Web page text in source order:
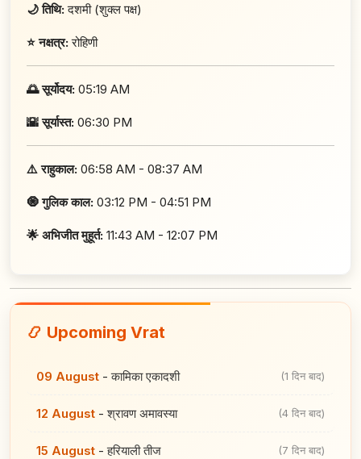
🌙 तिथि:दशमी (शुक्ल पक्ष)
⭐ नक्षत्र:रोहिणी
🌅 सूर्योदय: 05:19 AM
🌇 सूर्यास्त: 06:30 PM
⚠️ राहुकाल: 06:58 AM - 08:37 AM
🧿 गुलिक काल: 03:12 PM - 04:51 PM
🌟 अभिजीत मुहूर्त: 11:43 AM - 12:07 PM
📿 Upcoming Vrat
09 August -कामिका एकादशी (1 दिन बाद)
12 August -श्रावण अमावस्या (4 दिन बाद)
15 August -हरियाली तीज (7 दिन बाद)